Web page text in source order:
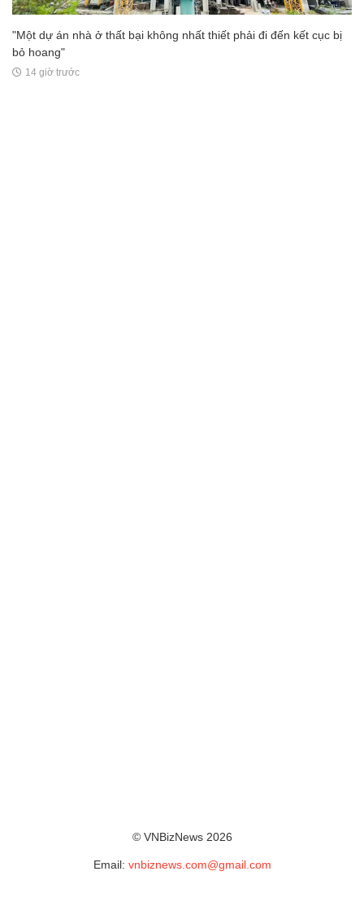
"Một dự án nhà ở thất bại không nhất thiết phải đi đến kết cục bị
bỏ hoang"
14 giờ trước
© VNBizNews 2026
Email: vnbiznews.com@gmail.com